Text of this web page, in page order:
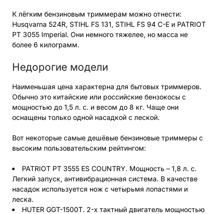
К лёгким бензиновым триммерам можно отнести:
Husqvarna 524R, STIHL FS 131, STIHL FS 94 C-E и PATRIOT
PT 3055 Imperial. Они немного тяжелее, но масса не
более 6 килограмм.
Недорогие модели
Наименьшая цена характерна для бытовых триммеров.
Обычно это китайские или российские бензокосы с
мощностью до 1,5 л. с. и весом до 8 кг. Чаще они
оснащены только одной насадкой с леской.
Вот некоторые самые дешёвые бензиновые триммеры с
высоким пользовательским рейтингом:
PATRIOT PT 3555 ES COUNTRY. Мощность – 1,8 л. с.
Легкий запуск, антивибрационная система. В качестве
насадок используется нож с четырьмя лопастями и
леска.
HUTER GGT-1500T. 2-х тактный двигатель мощностью